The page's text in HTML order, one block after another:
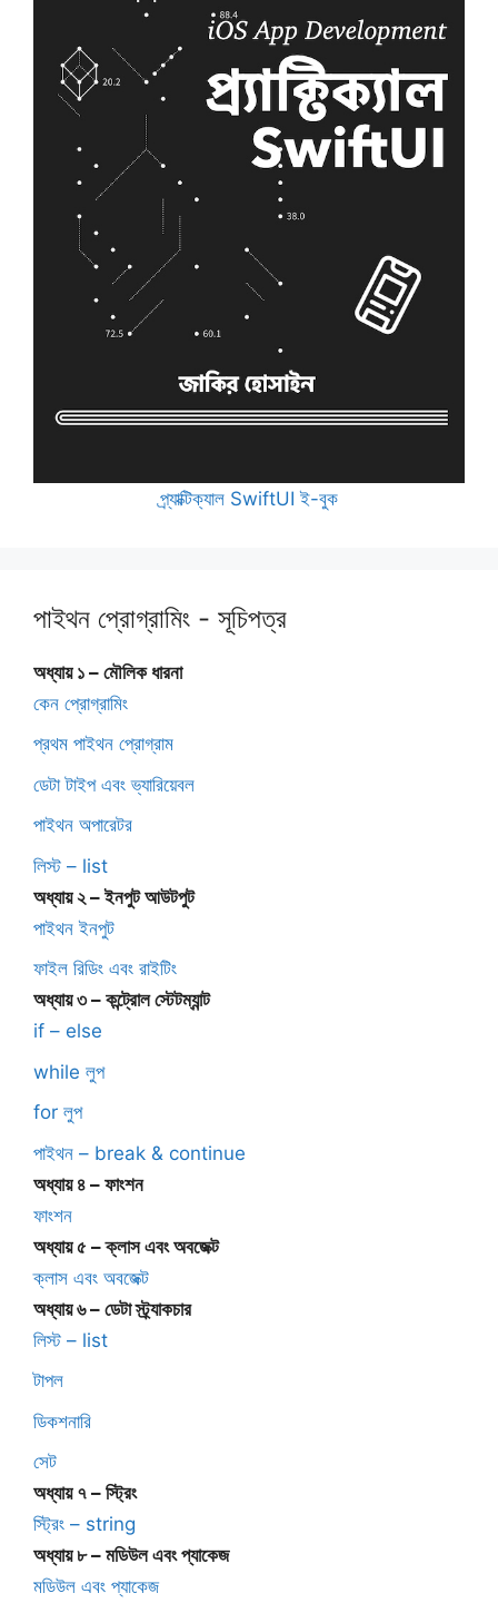
প্র্যাক্টিক্যাল SwiftUI ই-বুক
পাইথন প্রোগ্রামিং - সূচিপত্র
অধ্যায় ১ – মৌলিক ধারনা
কেন প্রোগ্রামিং
প্রথম পাইথন প্রোগ্রাম
ডেটা টাইপ এবং ভ্যারিয়েবল
পাইথন অপারেটর
লিস্ট – list
অধ্যায় ২ – ইনপুট আউটপুট
পাইথন ইনপুট
ফাইল রিডিং এবং রাইটিং
অধ্যায় ৩ – কন্ট্রোল স্টেটম্যান্ট
if – else
while লুপ
for লুপ
পাইথন – break & continue
অধ্যায় ৪ – ফাংশন
ফাংশন
অধ্যায় ৫ – ক্লাস এবং অবজেক্ট
ক্লাস এবং অবজেক্ট
অধ্যায় ৬ – ডেটা স্ট্র্যাকচার
লিস্ট – list
টাপল
ডিকশনারি
সেট
অধ্যায় ৭ – স্ট্রিং
স্ট্রিং – string
অধ্যায় ৮ – মডিউল এবং প্যাকেজ
মডিউল এবং প্যাকেজ